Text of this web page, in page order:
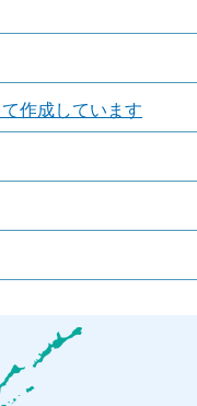
作成しています